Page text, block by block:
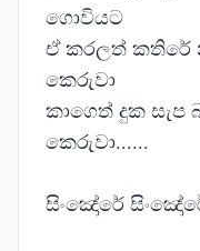
ගොවියට
ඒ කරලත් කතිරේ
කෙරුවා
කාගෙත් දුක සැප
කෙරුවා......
සිංඤෝරේ